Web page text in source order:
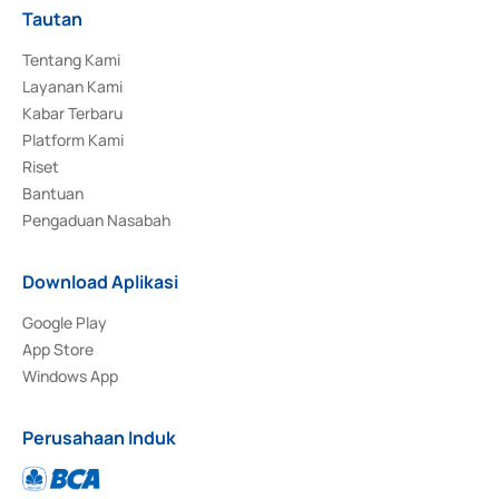
Tautan
Tentang Kami
Layanan Kami
Kabar Terbaru
Platform Kami
Riset
Bantuan
Pengaduan Nasabah
Download Aplikasi
Google Play
App Store
Windows App
Perusahaan Induk